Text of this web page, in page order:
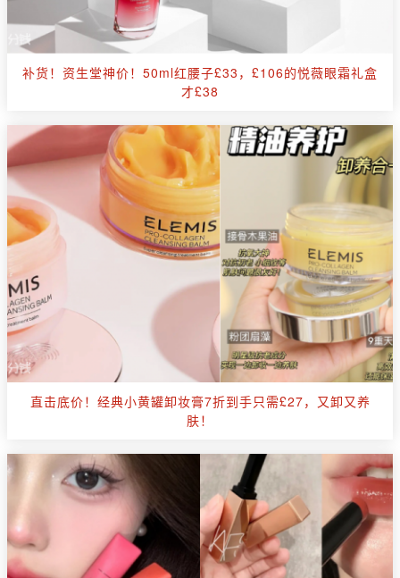
补货！资生堂神价！50ml红腰子£33，£106的悦薇眼霜礼盒
才£38
直击底价！经典小黄罐卸妆膏7折到手只需£27，又卸又养
肤！